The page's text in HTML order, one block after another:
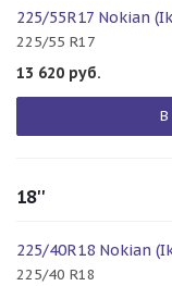
225/55R17 Nokian
225/55 R17
13 620 руб.
В
18''
225/40R18 Nokian
225/40 R18